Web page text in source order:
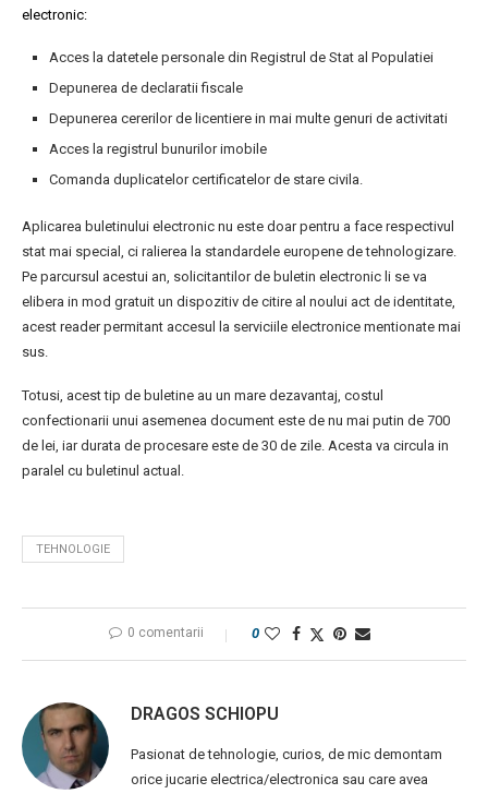
electronic:
Acces la datetele personale din Registrul de Stat al Populatiei
Depunerea de declaratii fiscale
Depunerea cererilor de licentiere in mai multe genuri de activitati
Acces la registrul bunurilor imobile
Comanda duplicatelor certificatelor de stare civila.
Aplicarea buletinului electronic nu este doar pentru a face respectivul
stat mai special, ci ralierea la standardele europene de tehnologizare.
Pe parcursul acestui an, solicitantilor de buletin electronic li se va
elibera in mod gratuit un dispozitiv de citire al noului act de identitate,
acest reader permitant accesul la serviciile electronice mentionate mai
sus.
Totusi, acest tip de buletine au un mare dezavantaj, costul
confectionarii unui asemenea document este de nu mai putin de 700
de lei, iar durata de procesare este de 30 de zile. Acesta va circula in
paralel cu buletinul actual.
TEHNOLOGIE
0 comentarii 0
DRAGOS SCHIOPU
Pasionat de tehnologie, curios, de mic demontam
orice jucarie electrica/electronica sau care avea